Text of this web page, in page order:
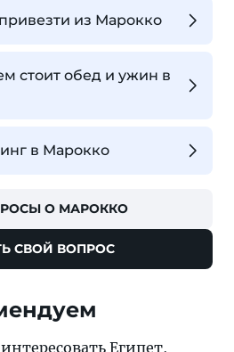
из Марокко
стоит обед и ужин в
в Марокко
О МАРОККО
СВОЙ ВОПРОС
Египет,